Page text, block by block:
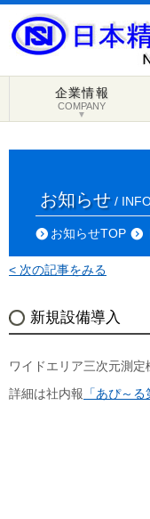
▼
企業情報
COMPANY
お知らせ/
お知らせTOP
< 次の記事をみる
新規設備導入
ワイドエリア三次元測
詳細は社内報 「あぴ～る